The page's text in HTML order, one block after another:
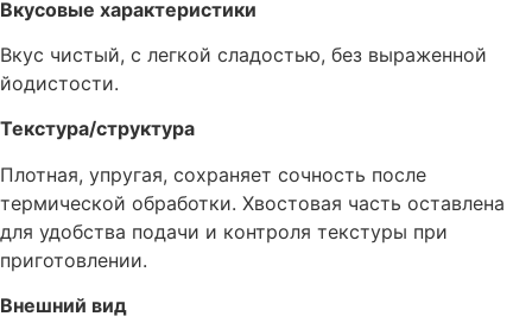
Вкусовые характеристики
Вкус чистый, с легкой сладостью, без выраженной
йодистости.
Текстура/структура
Плотная, упругая, сохраняет сочность после
термической обработки. Хвостовая часть оставлена
для удобства подачи и контроля текстуры при
приготовлении.
Внешний вид